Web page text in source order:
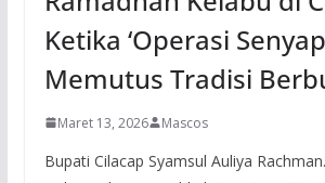
Ketika ‘Operasi
Memutus Tradisi
Maret 13, 2026 Mascos
Bupati Cilacap Syamsul Auliya